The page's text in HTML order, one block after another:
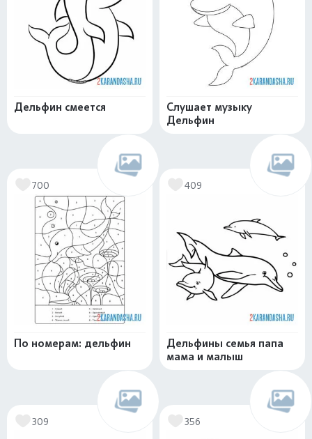
Дельфин смеется
Слушает музыку
Дельфин
700
По номерам: дельфин
409
Дельфины семья папа
мама и малыш
309 356